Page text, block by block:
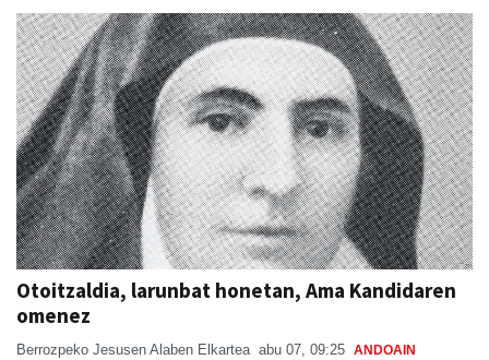
Otoitzaldia, larunbat honetan, Ama Kandidaren
omenez
Berrozpeko Jesusen Alaben Elkartea abu 07, 09:25 ANDOAIN